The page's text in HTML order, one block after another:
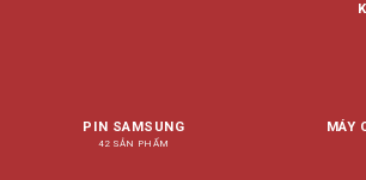
PIN SAMSUNG
42 SẢN PHẨM
MÁY